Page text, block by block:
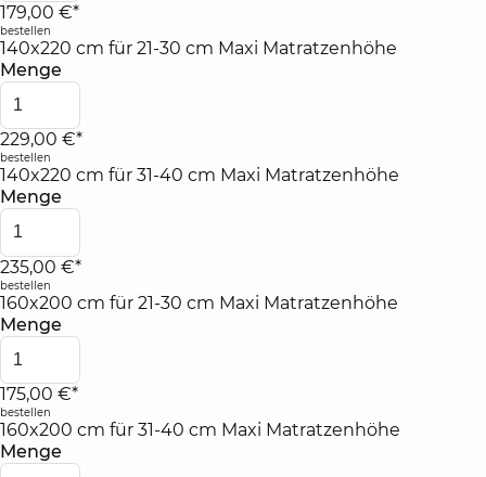
179,00 €*
bestellen
140x220 cm für 21-30 cm Maxi Matratzenhöhe
Menge
229,00 €*
bestellen
140x220 cm für 31-40 cm Maxi Matratzenhöhe
Menge
235,00 €*
bestellen
160x200 cm für 21-30 cm Maxi Matratzenhöhe
Menge
175,00 €*
bestellen
160x200 cm für 31-40 cm Maxi Matratzenhöhe
Menge